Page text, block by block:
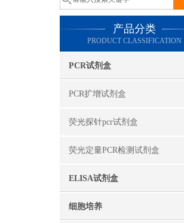
产品分类
PRODUCT CLASSIFICATION
PCR试剂盒
PCR扩增试剂盒
荧光探针pcr试剂盒
荧光定量PCR检测试剂盒
ELISA试剂盒
细胞培养